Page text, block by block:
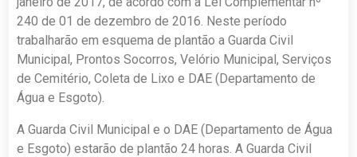
240 de 01 de dezembro de 2016. Neste período
trabalharão em esquema de plantão a Guarda Civil
Municipal, Prontos Socorros, Velório Municipal, Serviços
de Cemitério, Coleta de Lixo e DAE (Departamento de
Água e Esgoto).
A Guarda Civil Municipal e o DAE (Departamento de Água
e Esgoto) estarão de plantão 24 horas. A Guarda Civil